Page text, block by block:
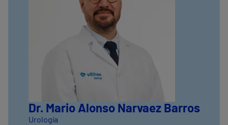
Dr. Mario Alonso Narvaez Barros
Urología